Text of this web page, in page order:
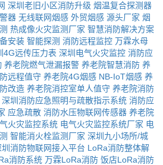
深圳老旧小区消防升级 烟温复合探测器
器 无线联网烟感 外贸烟感 源头厂家 烟
热成像火灾监测厂家 智慧消防解决方案
安装 智能探测 消防远程监控 万霖水母
4G远传压力表 深圳电气火灾监控 消防应
养老院燃气泄漏报警 养老院智慧消防 养
远程值守 养老院4G烟感 NB-IoT烟感 养
改造 养老院消控室单人值守 养老院消防
深圳消防应急照明与疏散指示系统 消防应
应急疏散 消防水压物联网传感器 养老院
火灾监控系统 电气火灾监控系统厂家 电
智能消火栓监测厂家 深圳九小场所/城
圳消防物联网接入平台 LoRa消防整体解
消防系统 万霖LoRa消防 饭店LoRa消防